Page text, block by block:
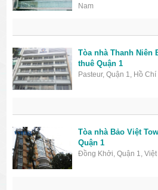
Nam
Tòa nhà Thanh Niên
thuê Quận 1
Pasteur, Quận 1, Hồ
Tòa nhà Bảo Việt
Quận 1
Đồng Khởi, Quận 1,